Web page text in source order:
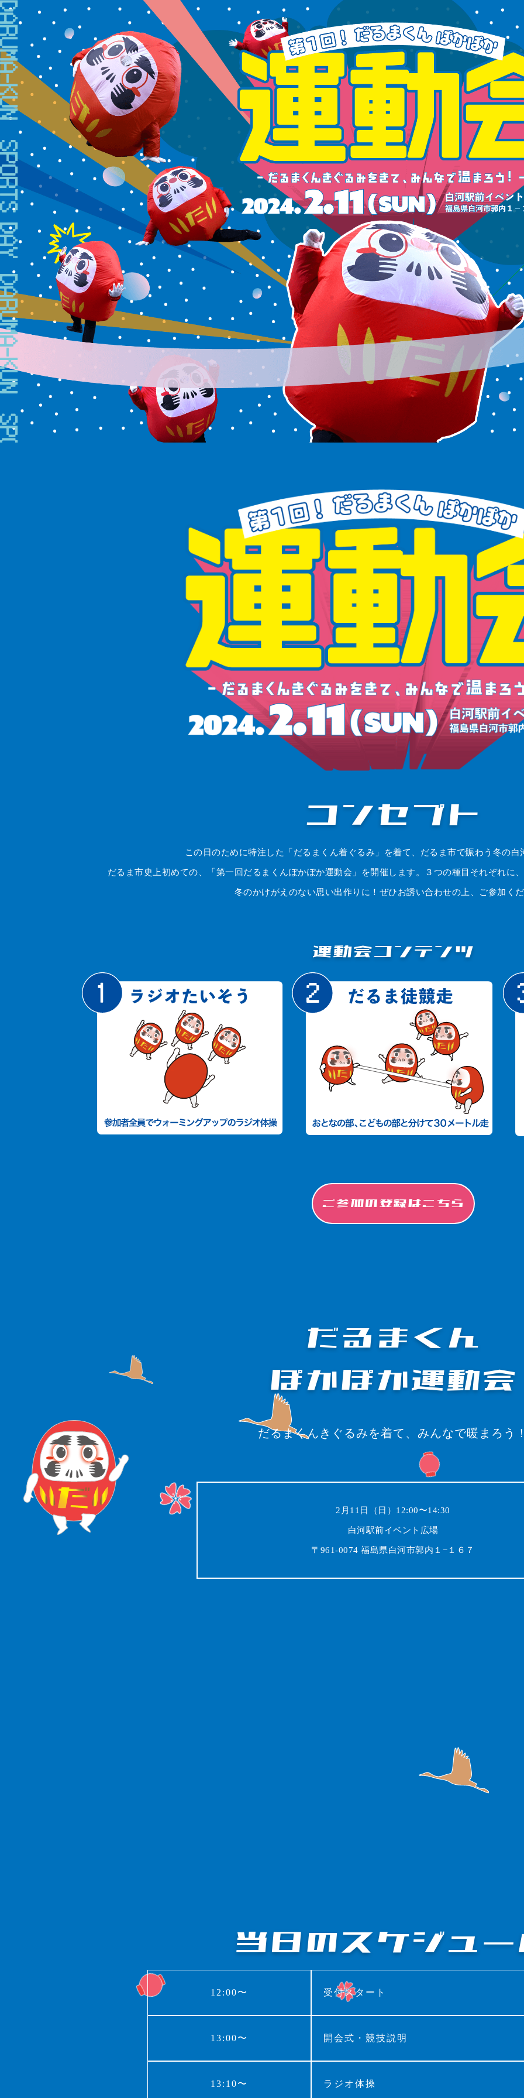
コンセプト
この日のために特注した「だるまくん着ぐるみ」を着て、だるま市で賑わう冬の白
だるま市史上初めての、「第一回だるまくんぽかぽか運動会」を開催します。３つの種目それぞれに
冬のかけがえのない思い出作りに！ぜひお誘い合わせの上、ご参加く
運動会コンテンツ
ご参加の登録はこちら
だるまくん
ぽかぽか運動会
だるまくんきぐるみを着て、 みんなで暖まろう
2月11日（日）12:00〜14:30
白河駅前イベント広場
〒961-0074 福島県白河市郭内１−１６７
当日のスケジュ
12:00〜 受付スタート
13:00〜 開会式・競技説明
13:10〜 ラジオ体操